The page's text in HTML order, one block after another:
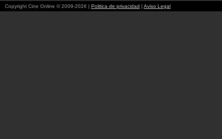
Copyright Cine Online © 2009-2026 | Politica de privacidad | Aviso Legal